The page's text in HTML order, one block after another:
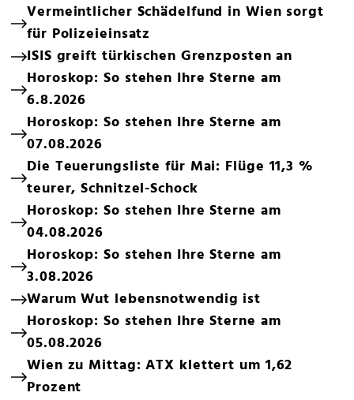
Vermeintlicher Schädelfund in Wien sorgt
für Polizeieinsatz
ISIS greift türkischen Grenzposten an
Horoskop: So stehen Ihre Sterne am
6.8.2026
Horoskop: So stehen Ihre Sterne am
07.08.2026
Die Teuerungsliste für Mai: Flüge 11,3 %
teurer, Schnitzel-Schock
Horoskop: So stehen Ihre Sterne am
04.08.2026
Horoskop: So stehen Ihre Sterne am
3.08.2026
Warum Wut lebensnotwendig ist
Horoskop: So stehen Ihre Sterne am
05.08.2026
Wien zu Mittag: ATX klettert um 1,62
Prozent